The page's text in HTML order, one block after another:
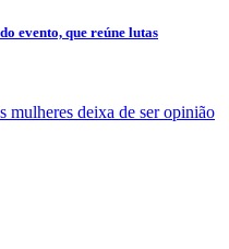
evento, que reúne lutas